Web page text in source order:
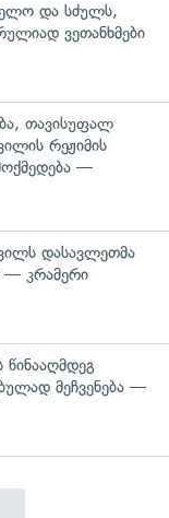
და სძულს,
ვეთანხმები
თავისუფალ
რეჟიმის
—
დასავლეთმა
— კრამერი
წინააღმდეგ
მეჩვენება —